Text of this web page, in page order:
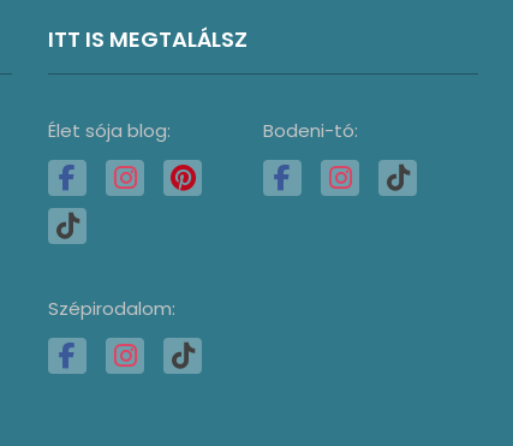
ITT IS MEGTALÁLSZ
Élet sója blog: Bodeni-tó:
Szépirodalom: